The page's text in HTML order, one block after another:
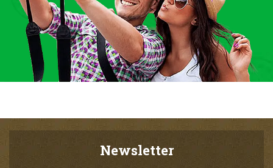
Newsletter